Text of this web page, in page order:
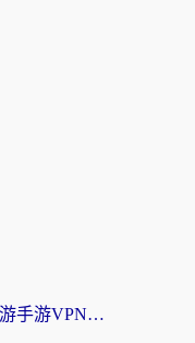
ChickCN VPN好用吗？和奇游手游VPN对比哪个回国效果更好？海外党亲测实用指南